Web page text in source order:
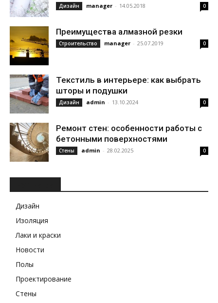
Дизайн manager - 14.05.2018 0
Преимущества алмазной резки
Строительство manager - 25.07.2019 0
Текстиль в интерьере: как выбрать
шторы и подушки
Дизайн admin - 13.10.2024 0
Ремонт стен: особенности работы с
бетонными поверхностями
Стены admin - 28.02.2025 0
Дизайн
Изоляция
Лаки и краски
Новости
Полы
Проектирование
Стены